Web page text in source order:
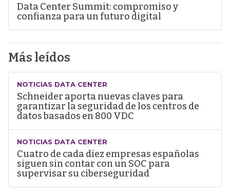
Data Center Summit: compromiso y
confianza para un futuro digital
Más leídos
NOTICIAS DATA CENTER
Schneider aporta nuevas claves para
garantizar la seguridad de los centros de
datos basados en 800 VDC
NOTICIAS DATA CENTER
Cuatro de cada diez empresas españolas
siguen sin contar con un SOC para
supervisar su ciberseguridad